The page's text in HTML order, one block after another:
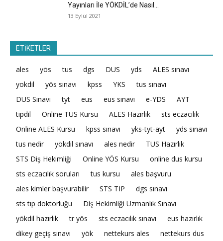
Yayınları İle YÖKDİL’de Nasıl...
13 Eylül 2021
ETİKETLER
ales yös tus dgs DUS yds
ALES sınavı
yokdil
yös sınavı kpss YKS
tus sınavı
DUS Sınavı
tyt eus eus sınavı e-YDS
AYT
tıpdil
Online TUS Kursu ALES Hazırlık
sts eczacılık
Online ALES Kursu
kpss sınavı yks-tyt-ayt
yds sınavı
tus nedir
yökdil sınavı ales nedir
TUS Hazırlık
STS Diş Hekimliği
Online YÖS Kursu
online dus kursu
sts eczacılık soruları
tus kursu
ales başvuru
ales kimler başvurabilir
STS TIP
dgs sınavı
sts tıp doktorluğu
Diş Hekimliği Uzmanlık Sınavı
yökdil hazırlık
tr yös sts eczacılık sınavı
eus hazırlık
dikey geçiş sınavı
yök nettekurs ales
nettekurs dus